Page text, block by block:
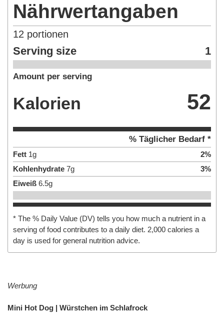
Nährwertangaben
12 portionen
Serving size 1
Amount per serving
Kalorien 52
% Täglicher Bedarf *
Fett 1g 2%
Kohlenhydrate 7g 3%
Eiweiß 6.5g
* The % Daily Value (DV) tells you how much a nutrient in a
serving of food contributes to a daily diet. 2,000 calories a
day is used for general nutrition advice.
Werbung
Mini Hot Dog | Würstchen im Schlafrock